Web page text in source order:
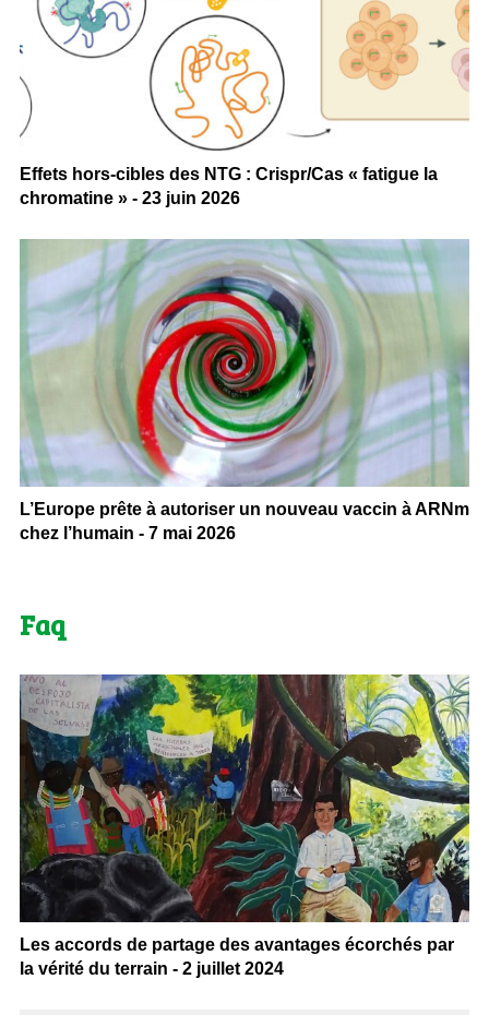
Effets hors-cibles des NTG : Crispr/Cas « fatigue la
chromatine » - 23 juin 2026
L’Europe prête à autoriser un nouveau vaccin à ARNm
chez l’humain - 7 mai 2026
Faq
Les accords de partage des avantages écorchés par
la vérité du terrain - 2 juillet 2024